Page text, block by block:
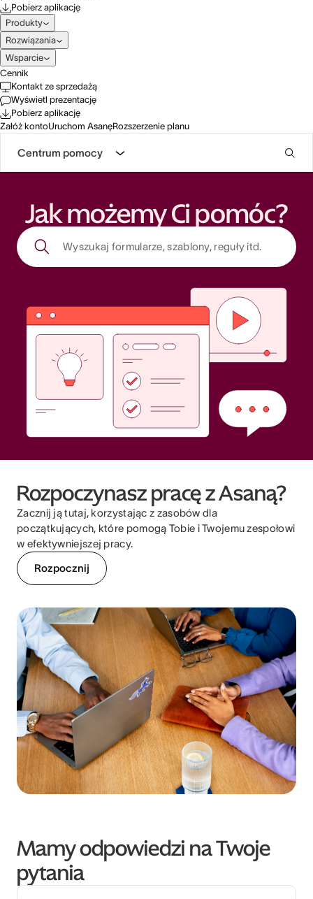
Pobierz aplikację
Produkty
Rozwiązania
Wsparcie
Cennik
Kontakt ze sprzedażą
Wyświetl prezentację
Pobierz aplikację
Załóż kontoUruchom AsanęRozszerzenie planu
Centrum pomocy
Jak możemy Ci pomóc?
Rozpoczynasz pracę z Asaną?
Zacznij ją tutaj, korzystając z zasobów dla
początkujących, które pomogą Tobie i Twojemu zespołowi
w efektywniejszej pracy.
Rozpocznij
Mamy odpowiedzi na Twoje
pytania